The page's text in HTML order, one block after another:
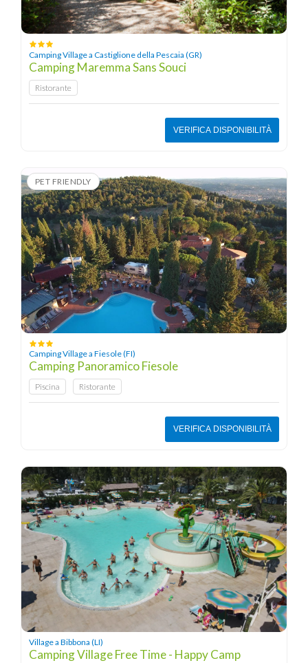
Camping Village a Castiglione della Pescaia (GR)
Camping Maremma Sans Souci
Ristorante
VERIFICA DISPONIBILITÀ
PET FRIENDLY
Camping Village a Fiesole (FI)
Camping Panoramico Fiesole
Piscina Ristorante
VERIFICA DISPONIBILITÀ
Village a Bibbona (LI)
Camping Village Free Time - Happy Camp